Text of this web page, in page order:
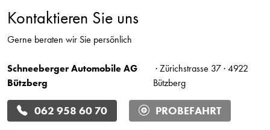
Kontaktieren Sie uns
Gerne beraten wir Sie persönlich
Schneeberger Automobile AG
Bützberg
· Zürichstrasse 37 · 4922
Bützberg
062 958 60 70 PROBEFAHRT